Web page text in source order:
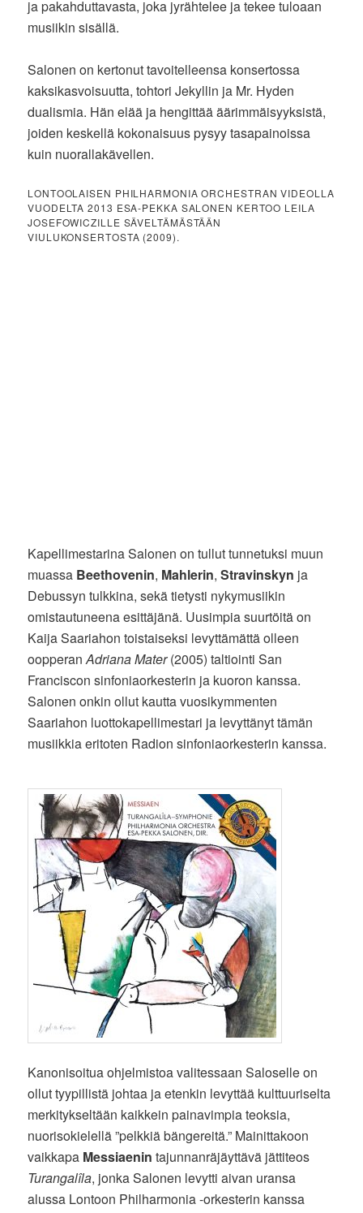
ja pakahduttavasta, joka jyrähtelee ja tekee tuloaan
musiikin sisällä.
Salonen on kertonut tavoitelleensa konsertossa
kaksikasvoisuutta, tohtori Jekyllin ja Mr. Hyden
dualismia. Hän elää ja hengittää äärimmäisyyksistä,
joiden keskellä kokonaisuus pysyy tasapainoissa
kuin nuorallakävellen.
LONTOOLAISEN PHILHARMONIA ORCHESTRAN VIDEOLLA
VUODELTA 2013 ESA-PEKKA SALONEN KERTOO LEILA
JOSEFOWICZILLE SÄVELTÄMÄSTÄÄN
VIULUKONSERTOSTA (2009).
Kapellimestarina Salonen on tullut tunnetuksi muun
muassa Beethovenin, Mahlerin,Stravinskyn ja
Debussyn tulkkina, sekä tietysti nykymusiikin
omistautuneena esittäjänä. Uusimpia suurtöitä on
Kaija Saariahon toistaiseksi levyttämättä olleen
oopperanAdriana Mater(2005) taltiointi San
Franciscon sinfoniaorkesterin ja kuoron kanssa.
Salonen onkin ollut kautta vuosikymmenten
Saariahon luottokapellimestari ja levyttänyt tämän
musiikkia eritoten Radion sinfoniaorkesterin kanssa.
Kanonisoitua ohjelmistoa valitessaan Saloselle on
ollut tyypillistä johtaa ja etenkin levyttää kulttuuriselta
merkitykseltään kaikkein painavimpia teoksia,
nuorisokielellä ”pelkkiä bängereitä.” Mainittakoon
vaikkapa Messiaenin tajunnanräjäyttävä jättiteos
Turangalîla, jonka Salonen levytti aivan uransa
alussa Lontoon Philharmonia -orkesterin kanssa